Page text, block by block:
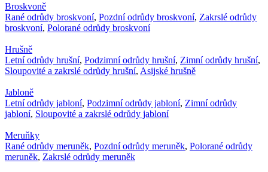
Broskvoně
Rané odrůdy broskvoní, Pozdní odrůdy broskvoní, Zakrslé odrůdy
broskvoní, Polorané odrůdy broskvoní
Hrušně
Letní odrůdy hrušní, Podzimní odrůdy hrušní, Zimní odrůdy hrušní,
Sloupovité a zakrslé odrůdy hrušní, Asijské hrušně
Jabloně
Letní odrůdy jabloní, Podzimní odrůdy jabloní, Zimní odrůdy
jabloní, Sloupovité a zakrslé odrůdy jabloní
Meruňky
Rané odrůdy meruněk, Pozdní odrůdy meruněk, Polorané odrůdy
meruněk, Zakrslé odrůdy meruněk